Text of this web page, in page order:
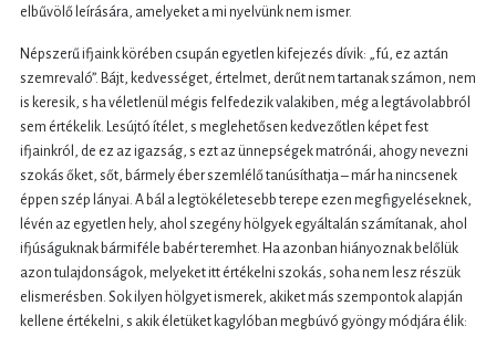
elbűvölő leírására, amelyeket a mi nyelvünk nem ismer.
Népszerű ifjaink körében csupán egyetlen kifejezés dívik: „fú, ez aztán
szemrevaló”. Bájt, kedvességet, értelmet, derűt nem tartanak számon, nem
is keresik, s ha véletlenül mégis felfedezik valakiben, még a legtávolabbról
sem értékelik. Lesújtó ítélet, s meglehetősen kedvezőtlen képet fest
ifjainkról, de ez az igazság, s ezt az ünnepségek matrónái, ahogy nevezni
szokás őket, sőt, bármely éber szemlélő tanúsíthatja – már ha nincsenek
éppen szép lányai. A bál a legtökéletesebb terepe ezen megfigyeléseknek,
lévén az egyetlen hely, ahol szegény hölgyek egyáltalán számítanak, ahol
ifjúságuknak bármiféle babér teremhet. Ha azonban hiányoznak belőlük
azon tulajdonságok, melyeket itt értékelni szokás, soha nem lesz részük
elismerésben. Sok ilyen hölgyet ismerek, akiket más szempontok alapján
kellene értékelni, s akik életüket kagylóban megbúvó gyöngy módjára élik: